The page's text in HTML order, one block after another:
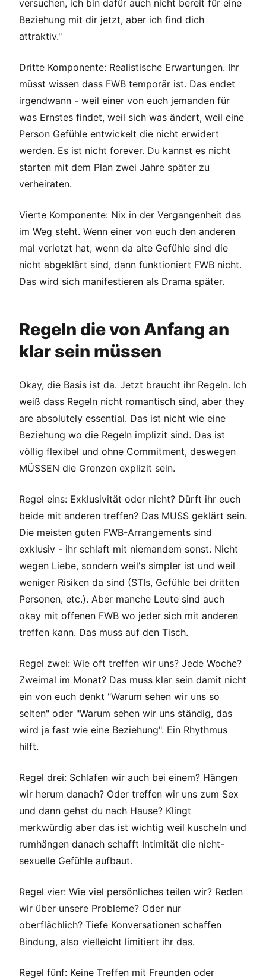
versuchen, ich bin dafür auch nicht bereit für eine
Beziehung mit dir jetzt, aber ich find dich
attraktiv."
Dritte Komponente: Realistische Erwartungen. Ihr
müsst wissen dass FWB temporär ist. Das endet
irgendwann - weil einer von euch jemanden für
was Ernstes findet, weil sich was ändert, weil eine
Person Gefühle entwickelt die nicht erwidert
werden. Es ist nicht forever. Du kannst es nicht
starten mit dem Plan zwei Jahre später zu
verheiraten.
Vierte Komponente: Nix in der Vergangenheit das
im Weg steht. Wenn einer von euch den anderen
mal verletzt hat, wenn da alte Gefühle sind die
nicht abgeklärt sind, dann funktioniert FWB nicht.
Das wird sich manifestieren als Drama später.
Regeln die von Anfang an
klar sein müssen
Okay, die Basis ist da. Jetzt braucht ihr Regeln. Ich
weiß dass Regeln nicht romantisch sind, aber they
are absolutely essential. Das ist nicht wie eine
Beziehung wo die Regeln implizit sind. Das ist
völlig flexibel und ohne Commitment, deswegen
MÜSSEN die Grenzen explizit sein.
Regel eins: Exklusivität oder nicht? Dürft ihr euch
beide mit anderen treffen? Das MUSS geklärt sein.
Die meisten guten FWB-Arrangements sind
exklusiv - ihr schlaft mit niemandem sonst. Nicht
wegen Liebe, sondern weil's simpler ist und weil
weniger Risiken da sind (STIs, Gefühle bei dritten
Personen, etc.). Aber manche Leute sind auch
okay mit offenen FWB wo jeder sich mit anderen
treffen kann. Das muss auf den Tisch.
Regel zwei: Wie oft treffen wir uns? Jede Woche?
Zweimal im Monat? Das muss klar sein damit nicht
ein von euch denkt "Warum sehen wir uns so
selten" oder "Warum sehen wir uns ständig, das
wird ja fast wie eine Beziehung". Ein Rhythmus
hilft.
Regel drei: Schlafen wir auch bei einem? Hängen
wir herum danach? Oder treffen wir uns zum Sex
und dann gehst du nach Hause? Klingt
merkwürdig aber das ist wichtig weil kuscheln und
rumhängen danach schafft Intimität die nicht-
sexuelle Gefühle aufbaut.
Regel vier: Wie viel persönliches teilen wir? Reden
wir über unsere Probleme? Oder nur
oberflächlich? Tiefe Konversationen schaffen
Bindung, also vielleicht limitiert ihr das.
Regel fünf: Keine Treffen mit Freunden oder